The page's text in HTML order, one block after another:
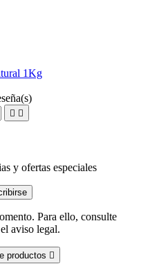
1Kg
 
y ofertas especiales
Para ello, consulte
aviso legal.
productos 